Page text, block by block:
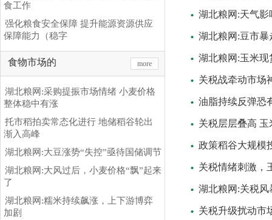
食工作
强化粮食安全保障 提升能源资源供应
保障能力（稳字
食物市场的 more
湖北粮网:采购提振市场情绪 小麦价格
整体稳中有涨
托市稻拍卖常态化进行 地储稻谷轮出
渐入高峰
湖北粮网:大豆涨势“失控”亟待国储调节
湖北粮网:大风过后，小麦价格“飘”起来
了
湖北粮网:糯米持续飙涨，上下游博弈
加剧
湖北粮网:天气
湖北粮网:豆市暴
湖北粮网:玉米
关税战牵动市场
油脂持续反弹恐
关税层层叠高 玉
政策稻谷大规模
关税情绪刺激，
湖北粮网:关税风
关税升级扰动市